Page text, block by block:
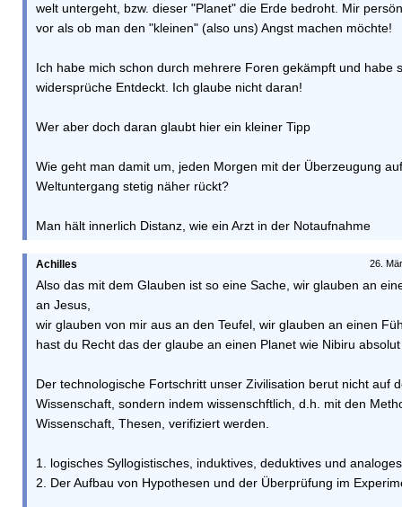
welt untergeht, bzw. dieser "Planet" die Erde bedroht. Mir
vor als ob man den "kleinen" (also uns) Angst machen möchte!
Ich habe mich schon durch mehrere Foren gekämpft und habe
widersprüche Entdeckt. Ich glaube nicht daran!
Wer aber doch daran glaubt hier ein kleiner Tipp
Wie geht man damit um, jeden Morgen mit der Überzeugung
Weltuntergang stetig näher rückt?
Man hält innerlich Distanz, wie ein Arzt in der Notaufnahme
26.
Achilles
Also das mit dem Glauben ist so eine Sache, wir glauben an
an Jesus,
wir glauben von mir aus an den Teufel, wir glauben an einen
hast du Recht das der glaube an einen Planet wie Nibiru
Der technologische Fortschritt unser Zivilisation berut nicht auf
Wissenschaft, sondern indem wissenschftlich, d.h. mit den
Wissenschaft, Thesen, verifiziert werden.
1. logisches Syllogistisches, induktives, deduktives und
2. Der Aufbau von Hypothesen und der Überprüfung im